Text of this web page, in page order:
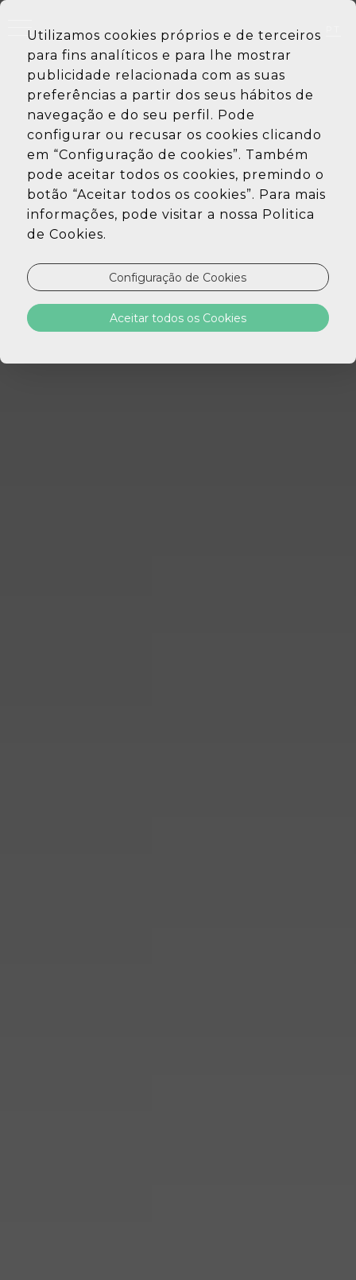
Utilizamos cookies próprios e de terceiros
para fins analíticos e para lhe mostrar
publicidade relacionada com as suas
preferências a partir dos seus hábitos de
navegação e do seu perfil. Pode
configurar ou recusar os cookies clicando
em “Configuração de cookies”. Também
pode aceitar todos os cookies, premindo o
botão “Aceitar todos os cookies”. Para mais
informações, pode visitar a nossa Politica
de Cookies.
Configuração de Cookies
Aceitar todos os Cookies